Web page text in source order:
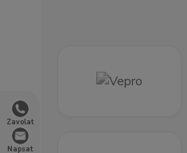
Zavolat
Napsat